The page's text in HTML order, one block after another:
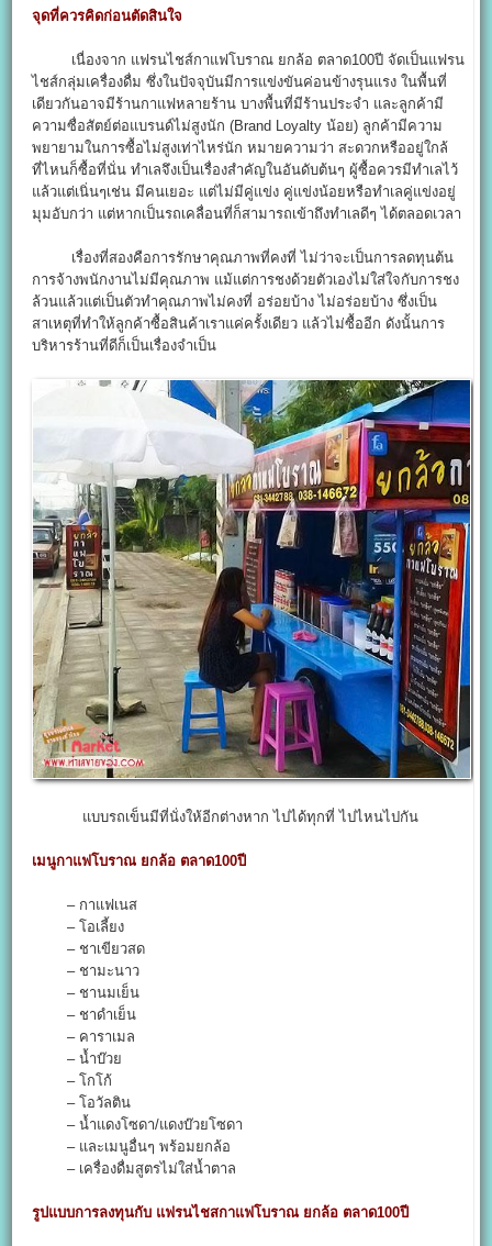
จุดที่ควรคิดก่อนตัดสินใจ
เนื่องจาก แฟรนไชส์กาแฟโบราณ ยกล้อ ตลาด100ปี จัดเป็นแฟรน
ไชส์กลุ่มเครื่องดื่ม ซึ่งในปัจจุบันมีการแข่งขันค่อนข้างรุนแรง ในพื้นที่
เดียวกันอาจมีร้านกาแฟหลายร้าน บางพื้นที่มีร้านประจำ และลูกค้ามี
ความซื่อสัตย์ต่อแบรนด์ไม่สูงนัก (Brand Loyalty น้อย) ลูกค้ามีความ
พยายามในการซื้อไม่สูงเท่าไหร่นัก หมายความว่า สะดวกหรืออยู่ใกล้
ที่ไหนก็ซื้อที่นั่น ทำเลจึงเป็นเรื่องสำคัญในอันดับต้นๆ ผู้ซื้อควรมีทำเลไว้
แล้วแต่เนิ่นๆเช่น มีคนเยอะ แต่ไม่มีคู่แข่ง คู่แข่งน้อยหรือทำเลคู่แข่งอยู่
มุมอับกว่า แต่หากเป็นรถเคลื่อนที่ก็สามารถเข้าถึงทำเลดีๆ ได้ตลอดเวลา
เรื่องที่สองคือการรักษาคุณภาพที่คงที่ ไม่ว่าจะเป็นการลดทุนต้น
การจ้างพนักงานไม่มีคุณภาพ แม้แต่การชงด้วยตัวเองไม่ใส่ใจกับการชง
ล้วนแล้วแต่เป็นตัวทำคุณภาพไม่คงที่ อร่อยบ้าง ไม่อร่อยบ้าง ซึ่งเป็น
สาเหตุที่ทำให้ลูกค้าซื้อสินค้าเราแค่ครั้งเดียว แล้วไม่ซื้ออีก ดังนั้นการ
บริหารร้านที่ดีก็เป็นเรื่องจำเป็น
แบบรถเข็นมีที่นั่งให้อีกต่างหาก ไปได้ทุกที่ ไปไหนไปกัน
เมนูกาแฟโบราณ ยกล้อ ตลาด100ปี
– กาแฟเนส
– โอเลี้ยง
– ชาเขียวสด
– ชามะนาว
– ชานมเย็น
– ชาดำเย็น
– คาราเมล
– น้ำบ๊วย
– โกโก้
– โอวัลติน
– น้ำแดงโซดา/แดงบ๊วยโซดา
– และเมนูอื่นๆ พร้อมยกล้อ
– เครื่องดื่มสูตรไม่ใส่น้ำตาล
รูปแบบการลงทุนกับ แฟรนไชสกาแฟโบราณ ยกล้อ ตลาด100ปี